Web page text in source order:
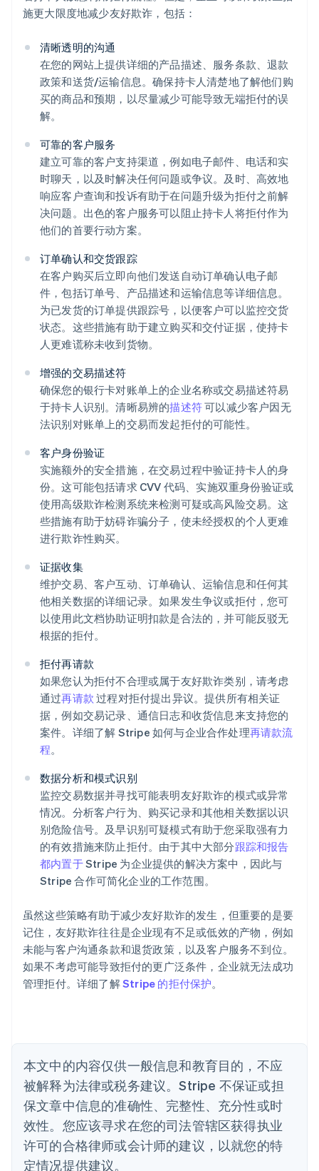
施更大限度地减少友好欺诈，包括：
清晰透明的沟通
在您的网站上提供详细的产品描述、服务条款、退款
政策和送货/运输信息。确保持卡人清楚地了解他们购
买的商品和预期，以尽量减少可能导致无端拒付的误
解。
可靠的客户服务
建立可靠的客户支持渠道，例如电子邮件、电话和实
时聊天，以及时解决任何问题或争议。及时、高效地
响应客户查询和投诉有助于在问题升级为拒付之前解
决问题。出色的客户服务可以阻止持卡人将拒付作为
他们的首要行动方案。
订单确认和交货跟踪
在客户购买后立即向他们发送自动订单确认电子邮
件，包括订单号、产品描述和运输信息等详细信息。
为已发货的订单提供跟踪号，以便客户可以监控交货
状态。这些措施有助于建立购买和交付证据，使持卡
人更难谎称未收到货物。
增强的交易描述符
确保您的银行卡对账单上的企业名称或交易描述符易
于持卡人识别。清晰易辨的描述符可以减少客户因无
法识别对账单上的交易而发起拒付的可能性。
客户身份验证
实施额外的安全措施，在交易过程中验证持卡人的身
份。这可能包括请求 CVV 代码、实施双重身份验证或
使用高级欺诈检测系统来检测可疑或高风险交易。这
些措施有助于妨碍诈骗分子，使未经授权的个人更难
进行欺诈性购买。
证据收集
维护交易、客户互动、订单确认、运输信息和任何其
他相关数据的详细记录。如果发生争议或拒付，您可
以使用此文档协助证明扣款是合法的，并可能反驳无
根据的拒付。
拒付再请款
如果您认为拒付不合理或属于友好欺诈类别，请考虑
通过再请款 过程对拒付提出异议。提供所有相关证
据，例如交易记录、通信日志和收货信息来支持您的
案件。详细了解 Stripe 如何与企业合作处理再请款流
程。
数据分析和模式识别
监控交易数据并寻找可能表明友好欺诈的模式或异常
情况。分析客户行为、购买记录和其他相关数据以识
别危险信号。及早识别可疑模式有助于您采取强有力
的有效措施来防止拒付。由于其中大部分跟踪和报告
都内置于Stripe 为企业提供的解决方案中，因此与
Stripe 合作可简化企业的工作范围。
虽然这些策略有助于减少友好欺诈的发生，但重要的是要
记住，友好欺诈往往是企业现有不足或低效的产物，例如
未能与客户沟通条款和退货政策，以及客户服务不到位。
如果不考虑可能导致拒付的更广泛条件，企业就无法成功
管理拒付。详细了解Stripe 的拒付保护。
本文中的内容仅供一般信息和教育目的，不应
被解释为法律或税务建议。Stripe 不保证或担
保文章中信息的准确性、完整性、充分性或时
效性。您应该寻求在您的司法管辖区获得执业
许可的合格律师或会计师的建议，以就您的特
定情况提供建议。
阿联酋
English
爱尔兰
English
爱沙尼亚
English
奥地利
DeutschEnglish
English
巴西
PortuguêsEnglish
保加利亚
English
比利时
丹麦
English
德国
DeutschEnglish
法国
芬兰
English Svenska
荷兰